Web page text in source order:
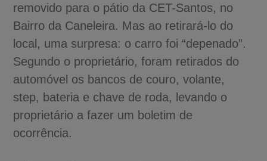
removido para o pátio da CET-Santos, no
Bairro da Caneleira. Mas ao retirará-lo do
local, uma surpresa: o carro foi “depenado”.
Segundo o proprietário, foram retirados do
automóvel os bancos de couro, volante,
step, bateria e chave de roda, levando o
proprietário a fazer um boletim de
ocorrência.